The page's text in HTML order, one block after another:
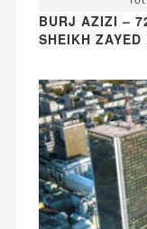
BURJ AZIZI –
SHEIKH ZAYED